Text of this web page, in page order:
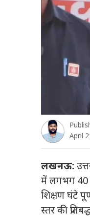
April
लखनऊ:
में लगभग 40
शिक्षण घंटे
स्तर की